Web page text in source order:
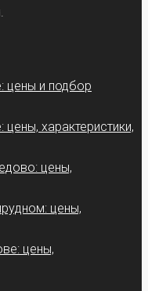
цены и подбор
характеристики,
цены,
цены,
цены,